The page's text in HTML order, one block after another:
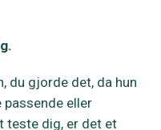
du gjorde det, da hun
passende eller
teste dig, er det et